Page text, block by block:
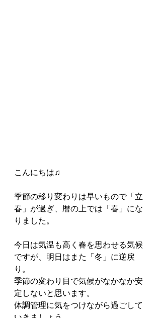
こんにちは♫
季節の移り変わりは早いもので「立
春」が過ぎ、暦の上では「春」にな
りました。
今日は気温も高く春を思わせる気候
ですが、明日はまた「冬」に逆戻
り。
季節の変わり目で気候がなかなか安
定しないと思います。
体調管理に気をつけながら過ごして